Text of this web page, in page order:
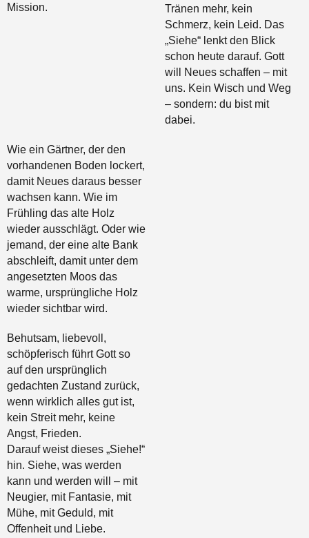
Mission.
Tränen mehr, kein
Schmerz, kein Leid. Das
„Siehe“ lenkt den Blick
schon heute darauf. Gott
will Neues schaffen – mit
uns. Kein Wisch und Weg
– sondern: du bist mit
dabei.
Wie ein Gärtner, der den
vorhandenen Boden lockert,
damit Neues daraus besser
wachsen kann. Wie im
Frühling das alte Holz
wieder ausschlägt. Oder wie
jemand, der eine alte Bank
abschleift, damit unter dem
angesetzten Moos das
warme, ursprüngliche Holz
wieder sichtbar wird.
Behutsam, liebevoll,
schöpferisch führt Gott so
auf den ursprünglich
gedachten Zustand zurück,
wenn wirklich alles gut ist,
kein Streit mehr, keine
Angst, Frieden.
Darauf weist dieses „Siehe!“
hin. Siehe, was werden
kann und werden will – mit
Neugier, mit Fantasie, mit
Mühe, mit Geduld, mit
Offenheit und Liebe.